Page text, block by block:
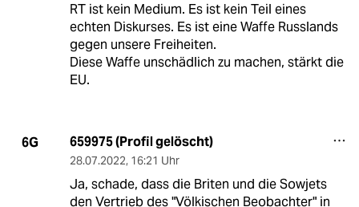
RT ist kein Medium. Es ist kein Teil eines
echten Diskurses. Es ist eine Waffe Russlands
gegen unsere Freiheiten.
Diese Waffe unschädlich zu machen, stärkt die
EU.
6G 659975 (Profil gelöscht)
28.07.2022, 16:21 Uhr
Ja, schade, dass die Briten und die Sowjets
den Vertrieb des "Völkischen Beobachter" in